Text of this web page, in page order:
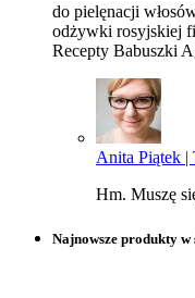
do pielęnacji
odżywki rosyjskiej
Recepty Babuszki
Anita Piątek |
Hm. Muszę
Najnowsze produkty w